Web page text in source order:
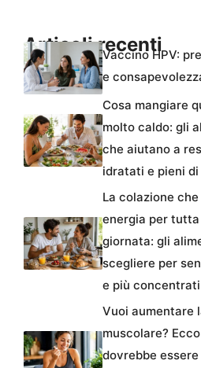
Articoli recenti
Vaccino HPV:
e
Cosa mangiare
molto caldo: gli
che aiutano a
idratati e pieni di
La colazione che
energia per tutta
giornata: gli
scegliere per
e più concentrati
Vuoi aumentare
muscolare?
dovrebbe essere